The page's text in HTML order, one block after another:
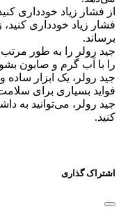
از فشار زیاد خودداری
فشار زیاد خودداری
برساند.
جید رولر را به طور مرتب
را با آب گرم و صابون
جید رولر، یک ابزار
فواید بسیاری برای
جید رولر، می‌توانید به
کنید.
اشتراک گذاری